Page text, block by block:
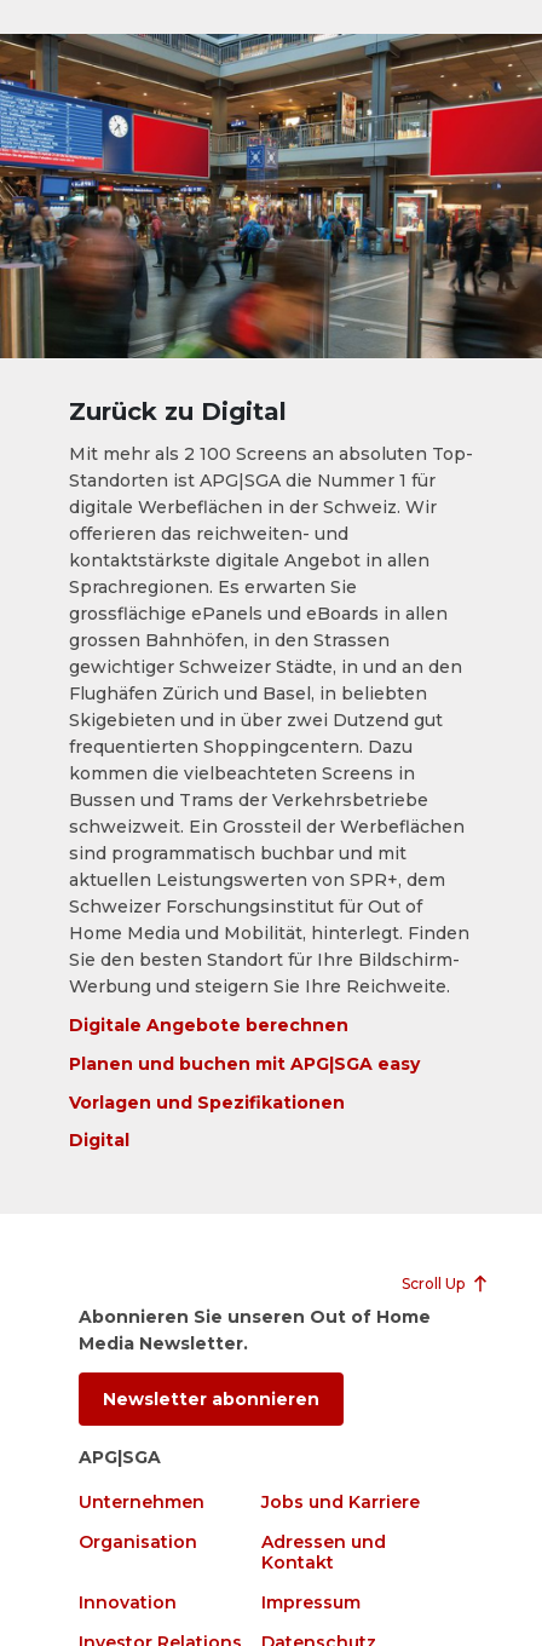
Zurück zu Digital
Mit mehr als 2 100 Screens an absoluten Top-
Standorten ist APG|SGA die Nummer 1 für
digitale Werbeflächen in der Schweiz. Wir
offerieren das reichweiten- und
kontaktstärkste digitale Angebot in allen
Sprachregionen. Es erwarten Sie
grossflächige ePanels und eBoards in allen
grossen Bahnhöfen, in den Strassen
gewichtiger Schweizer Städte, in und an den
Flughäfen Zürich und Basel, in beliebten
Skigebieten und in über zwei Dutzend gut
frequentierten Shoppingcentern. Dazu
kommen die vielbeachteten Screens in
Bussen und Trams der Verkehrsbetriebe
schweizweit. Ein Grossteil der Werbeflächen
sind programmatisch buchbar und mit
aktuellen Leistungswerten von SPR+, dem
Schweizer Forschungsinstitut für Out of
Home Media und Mobilität, hinterlegt. Finden
Sie den besten Standort für Ihre Bildschirm-
Werbung und steigern Sie Ihre Reichweite.
Digitale Angebote berechnen
Planen und buchen mit APG|SGA easy
Vorlagen und Spezifikationen
Digital
Scroll Up
Abonnieren Sie unseren Out of Home
Media Newsletter.
Newsletter abonnieren
APG|SGA
Unternehmen
Jobs und Karriere
Organisation
Adressen und
Kontakt
Innovation
Impressum